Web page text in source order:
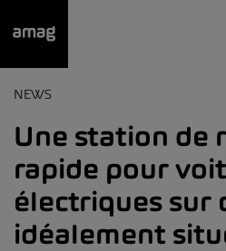
NEWS
Une station de
rapide pour
électriques sur
idéalement